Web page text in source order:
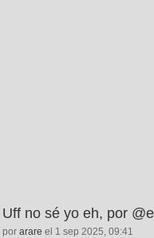
Uff no sé yo eh, por
por arare el 1 sep 2025, 09:41